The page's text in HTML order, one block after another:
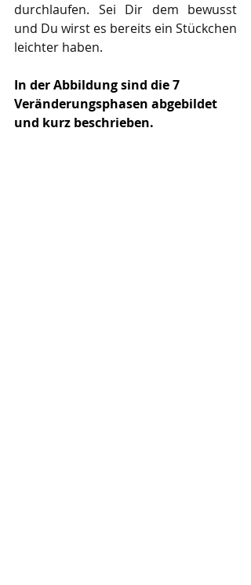
durchlaufen. Sei Dir dem bewusst
und Du wirst es bereits ein Stückchen
leichter haben.
In der Abbildung sind die 7
Veränderungsphasen abgebildet
und kurz beschrieben.